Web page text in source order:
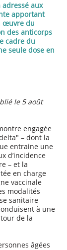
aux
apportant
œuvre du
des anticorps
cadre du
seule dose en
le 5 août
engagée
– dont la
entraine une
d’incidence
– et la
en charge
vaccinale
modalités
sanitaire
à une
de la
âgées